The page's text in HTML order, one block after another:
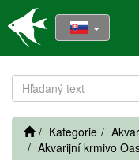
Kategorie
Akvarijní krmivo